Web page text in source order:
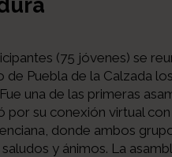
(75 jóvenes) se
de Puebla de la Calzada
una de las primeras
por su conexión virtual
donde ambos
y ánimos. La